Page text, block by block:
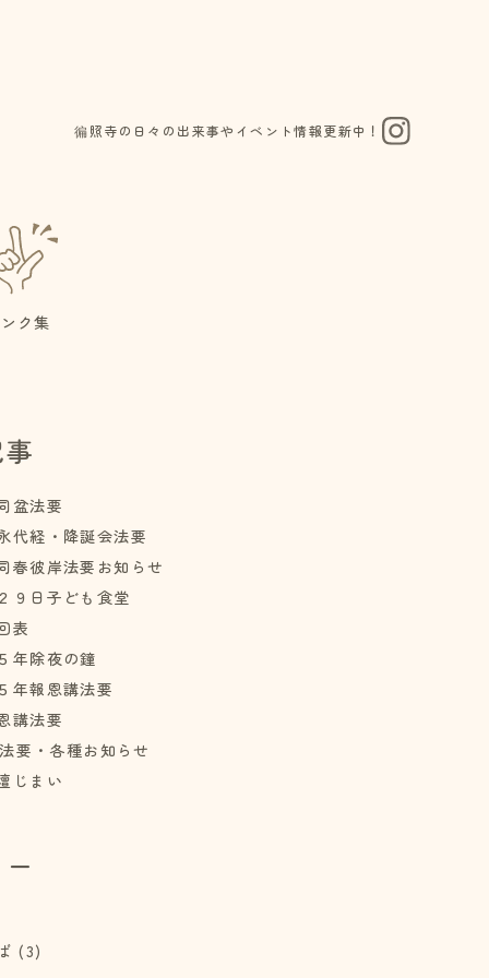
徧照寺の日々の出来事やイベント情報更新中！
ク集
盆法要
経・降誕会法要
春彼岸法要お知らせ
９日子ども食堂
表
年除夜の鐘
年報恩講法要
講法要
要・各種お知らせ
じまい
(3)